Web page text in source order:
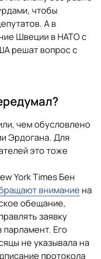
чтобы
А в
Швеции в НАТО с
решат вопрос с
чем обусловлено
Эрдогана. Для
это тоже
York Times Бен
внимание на
обещание,
заявку
Его
не указывала на
протокола